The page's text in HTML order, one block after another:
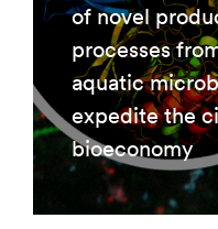
of novel
processes
aquatic
expedite the
bioeconomy